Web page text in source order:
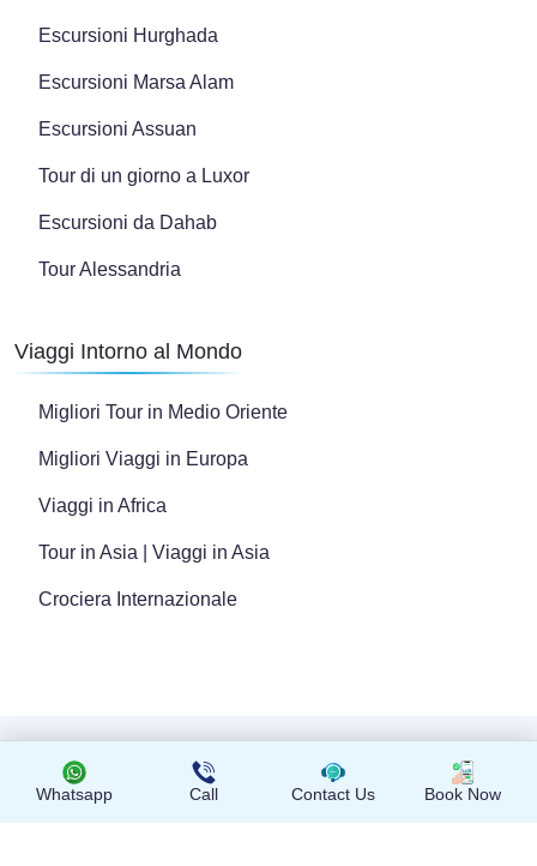
Whatsapp Call Contact Us Book Now
Escursioni Hurghada
Escursioni Marsa Alam
Escursioni Assuan
Tour di un giorno a Luxor
Escursioni da Dahab
Tour Alessandria
Viaggi Intorno al Mondo
Migliori Tour in Medio Oriente
Migliori Viaggi in Europa
Viaggi in Africa
Tour in Asia | Viaggi in Asia
Crociera Internazionale